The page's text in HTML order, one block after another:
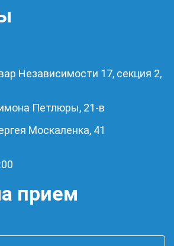
Независимости 17, секция 2,
Петлюры, 21-в
Москаленка, 41
прием